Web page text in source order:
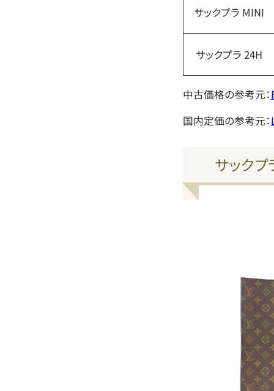
サックプラ MINI
サックプラ 24H
中古価格の参考元：
国内定価の参考元：
サック